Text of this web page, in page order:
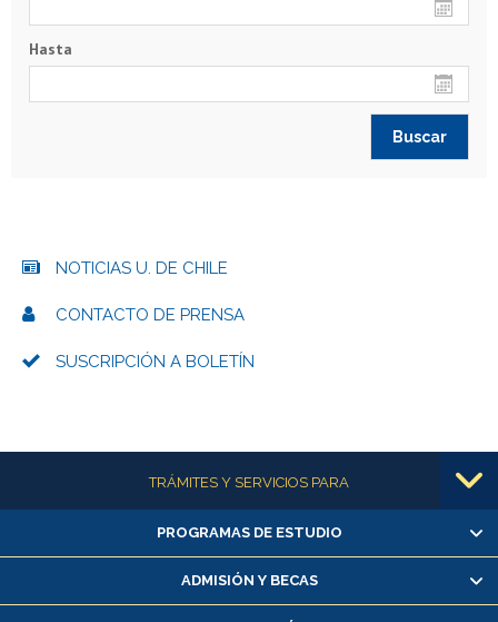
Hasta
NOTICIAS U. DE CHILE
CONTACTO DE PRENSA
SUSCRIPCIÓN A BOLETÍN
Más informaciónTRÁMITES Y SERVICIOS PARA
Alumnas/os y exalumnas/os
Matrícula en línea
Inscripción y cambio de asignaturas
PROGRAMAS DE ESTUDIO
ADMISIÓN Y BECAS